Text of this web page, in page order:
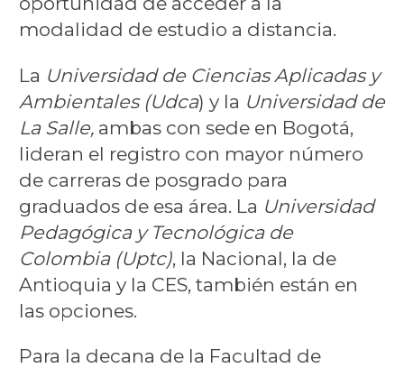
modalidad de estudio a distancia.
La Universidad de Ciencias Aplicadas y
Ambientales (Udca) y la Universidad de
La Salle,ambas con sede en Bogotá,
lideran el registro con mayor número
de carreras de posgrado para
graduados de esa área. La Universidad
Pedagógica y Tecnológica de
Colombia (Uptc), la Nacional, la de
Antioquia y la CES, también están en
las opciones.
Para la decana de la Facultad de